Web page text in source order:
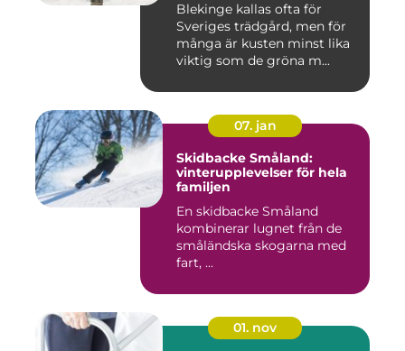
Blekinge kallas ofta för
Sveriges trädgård, men för
många är kusten minst lika
viktig som de gröna m...
07. jan
Skidbacke Småland:
vinterupplevelser för hela
familjen
En skidbacke Småland
kombinerar lugnet från de
småländska skogarna med
fart, ...
01. nov